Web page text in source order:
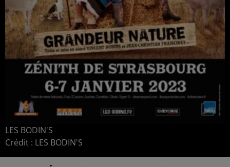
LES BODIN'S
Crédit : LES BODIN'S